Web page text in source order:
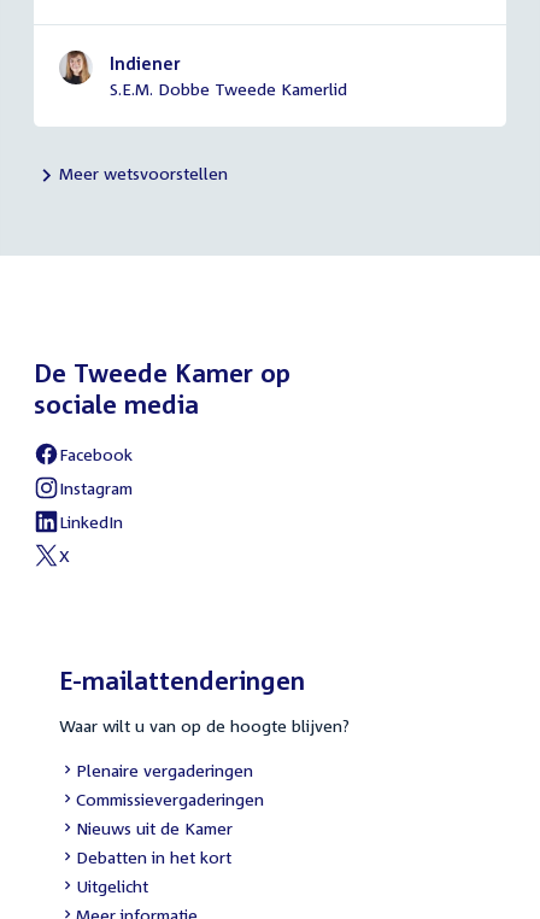
Indiener
S.E.M. Dobbe Tweede Kamerlid
Meer wetsvoorstellen
De Tweede Kamer op
sociale media
External
link:
Facebook
External
link:
Instagram
External
link:
LinkedIn
External
X
E-mailattenderingen
Waar wilt u van op de hoogte blijven?
External
link:
Plenaire vergaderingen
External
link:
Commissievergaderingen
External
link:
Nieuws uit de Kamer
External
link:
Debatten in het kort
External
link:
Uitgelicht
Meer informatie